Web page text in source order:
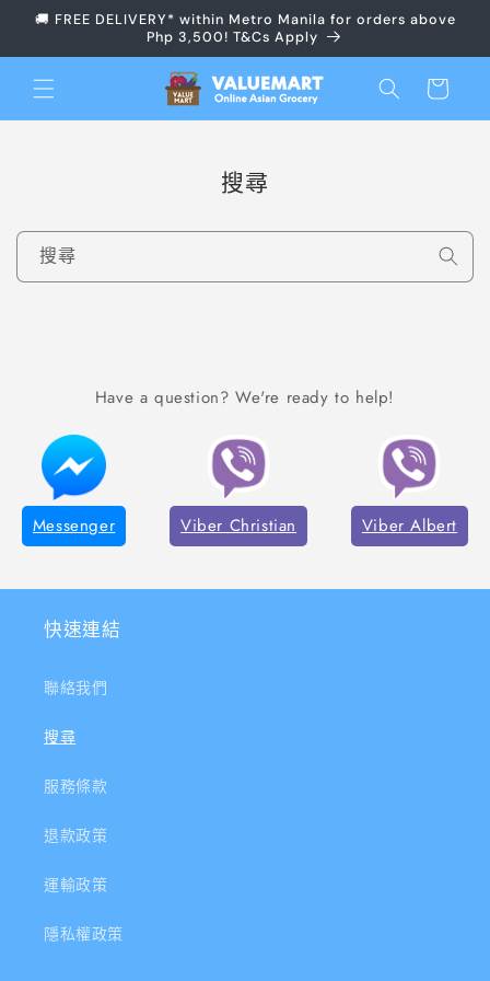
跳至內
🚚 FREE DELIVERY* within Metro Manila for orders above
Php 3,500! T&Cs Apply
購
物
搜尋
搜尋
Have a question? We're ready to help!
Messenger Viber Christian Viber Albert
快速連結
聯絡我們
搜尋
服務條款
退款政策
運輸政策
隱私權政策